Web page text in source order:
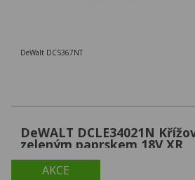
DeWalt DCS367NT
AKCE
DeWALT DCLE34021N
zeleným paprskem 18V XR